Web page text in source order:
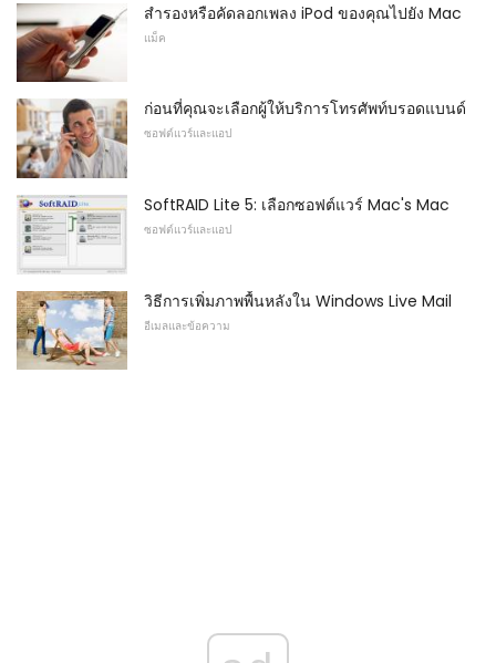
สำรองหรือคัดลอกเพลง iPod ของคุณไปยัง Mac
แม็ค
ก่อนที่คุณจะเลือกผู้ให้บริการโทรศัพท์บรอดแบนด์
ซอฟต์แวร์และแอป
SoftRAID Lite 5: เลือกซอฟต์แวร์ Mac's Mac
ซอฟต์แวร์และแอป
วิธีการเพิ่มภาพพื้นหลังใน Windows Live Mail
อีเมลและข้อความ